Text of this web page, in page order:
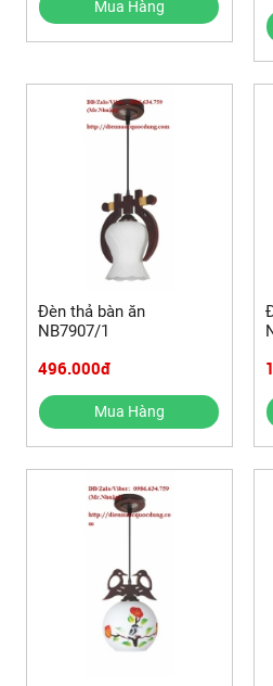
Mua Hàng
Đèn thả bàn ăn
NB7907/1
496.000đ
Mua Hàng